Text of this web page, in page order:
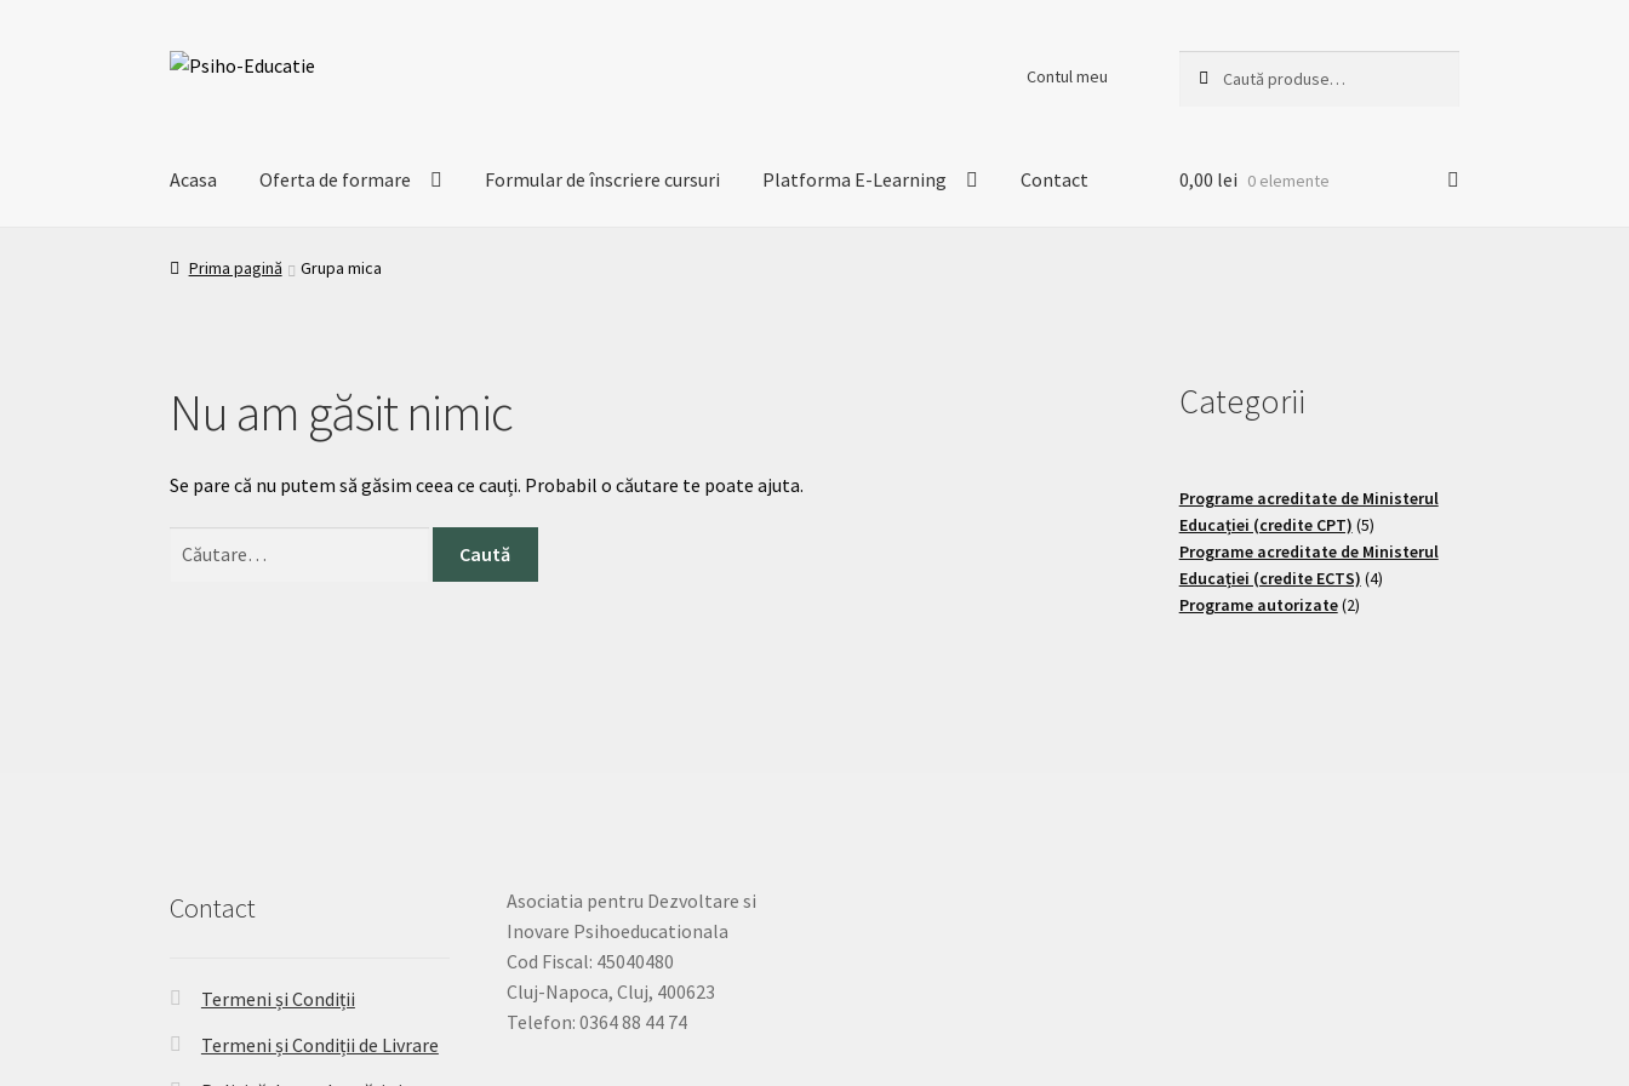
Contul meu
Acasa Oferta de formare Formular de înscriere cursuri Platforma E-Learning Contact 0,00 lei 0 elemente
Prima pagină Grupa mica
Nu am găsit nimic
Se pare că nu putem să găsim ceea ce cauți. Probabil o căutare te poate ajuta.
Categorii
Programe acreditate de Ministerul
Educației (credite CPT) 5
Programe acreditate de Ministerul
Educației (credite ECTS) 4
Programe autorizate 2
Contact
Termeni și Condiții
Termeni și Condiții de Livrare
Asociatia pentru Dezvoltare si
Inovare Psihoeducationala
Cod Fiscal: 45040480
Cluj-Napoca, Cluj, 400623
Telefon: 0364 88 44 74